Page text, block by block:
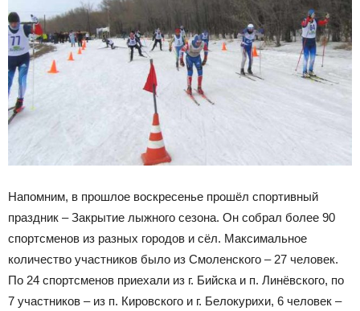
Напомним, в прошлое воскресенье прошёл спортивный
праздник – Закрытие лыжного сезона. Он собрал более 90
спортсменов из разных городов и сёл. Максимальное
количество участников было из Смоленского – 27 человек.
По 24 спортсменов приехали из г. Бийска и п. Линёвского, по
7 участников – из п. Кировского и г. Белокурихи, 6 человек –